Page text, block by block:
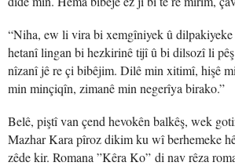
“Niha, ew li vira bi xemgîniyek û
hetanî lingan bi hezkirinê tijî û bi dilsozî li
nîzanî jê re çi bibêjim. Dilê min xitimî, hişê
min minçiqîn, zimanê min negerîya birako.”
Belê, piştî van çend hevokên balkêş, wek
Mazhar Kara pîroz dikim ku wî berhemeke
zêde kir. Romana ”Kêra Ko” di nav rêza